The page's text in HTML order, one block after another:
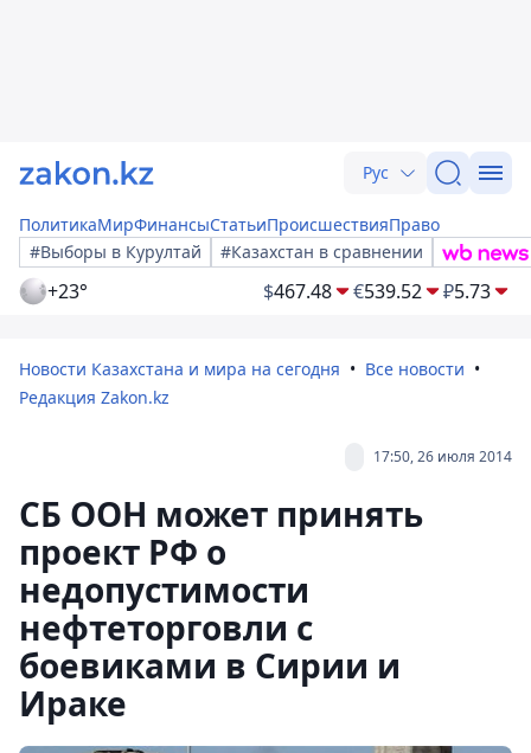
Рус
ПолитикаМирФинансыСтатьиПроисшествияПраво
#Выборы в Курултай
#Казахстан в сравнении
+23° $467.48 €539.52 ₽5.73
Новости Казахстана и мира на сегодня
Все новости
Редакция Zakon.kz
17:50, 26 июля 2014
СБ ООН может принять
проект РФ о
недопустимости
нефтеторговли с
боевиками в Сирии и
Ираке